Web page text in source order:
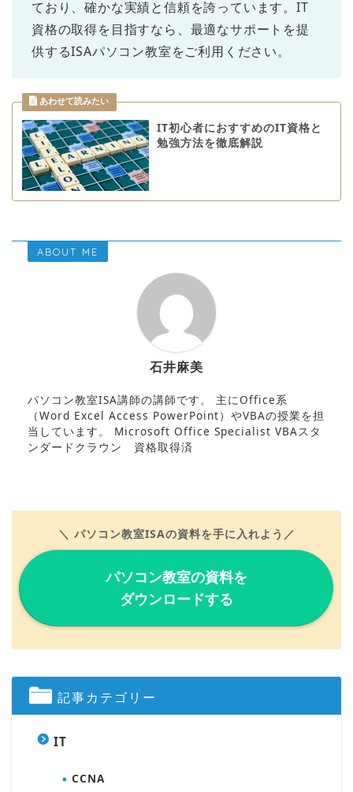
ており、確かな実績と信頼を誇っています。IT
資格の取得を目指すなら、最適なサポートを提
供するISAパソコン教室をご利用ください。
IT初心者におすすめのIT資格と
勉強方法を徹底解説
ABOUT ME
石井麻美
パソコン教室ISA講師の講師です。 主にOffice系
（Word Excel Access PowerPoint）やVBAの授業を担
当しています。 Microsoft Office Specialist VBAスタ
ンダードクラウン 資格取得済
＼ パソコン教室ISAの資料を手に入れよう／
パソコン教室の資料を
ダウンロードする
記事カテゴリー
IT
CCNA